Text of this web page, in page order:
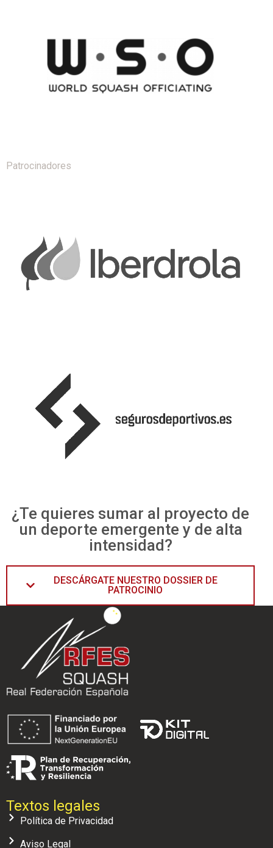
Patrocinadores
¿Te quieres sumar al proyecto de
un deporte emergente y de alta
intensidad?
DESCÁRGATE NUESTRO DOSSIER DE
PATROCINIO
Textos legales
Política de Privacidad
Aviso Legal